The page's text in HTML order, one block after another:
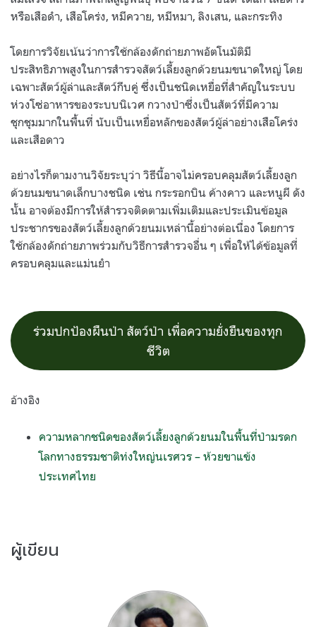
หรือเสือดำ, เสือโคร่ง, หมีควาย, หมีหมา, ลิงเสน, และกระทิง
โดยการวิจัยเน้นว่าการใช้กล้องดักถ่ายภาพอัตโนมัติมี
ประสิทธิภาพสูงในการสำรวจสัตว์เลี้ยงลูกด้วยนมขนาดใหญ่ โดย
เฉพาะสัตว์ผู้ล่าและสัตว์กีบคู่ ซึ่งเป็นชนิดเหยื่อที่สำคัญในระบบ
ห่วงโซ่อาหารของระบบนิเวศ กวางป่าซึ่งเป็นสัตว์ที่มีความ
ชุกชุมมากในพื้นที่ นับเป็นเหยื่อหลักของสัตว์ผู้ล่าอย่างเสือโคร่ง
และเสือดาว
อย่างไรก็ตามงานวิจัยระบุว่า วิธีนี้อาจไม่ครอบคลุมสัตว์เลี้ยงลูก
ด้วยนมขนาดเล็กบางชนิด เช่น กระรอกบิน ค้างคาว และหนูผี ดัง
นั้น อาจต้องมีการให้สำรวจติดตามเพิ่มเติมและประเมินข้อมูล
ประชากรของสัตว์เลี้ยงลูกด้วยนมเหล่านี้อย่างต่อเนื่อง โดยการ
ใช้กล้องดักถ่ายภาพร่วมกับวิธีการสำรวจอื่น ๆ เพื่อให้ได้ข้อมูลที่
ครอบคลุมและแม่นยำ
ร่วมปกป้องผืนป่า สัตว์ป่า เพื่อความยั่งยืนของทุก
ชีวิต
อ้างอิง
ความหลากชนิดของสัตว์เลี้ยงลูกด้วยนมในพื้นที่ป่ามรดก
โลกทางธรรมชาติท่งใหญ่นเรศวร – ห้วยขาแข้ง
ประเทศไทย
ผู้เขียน